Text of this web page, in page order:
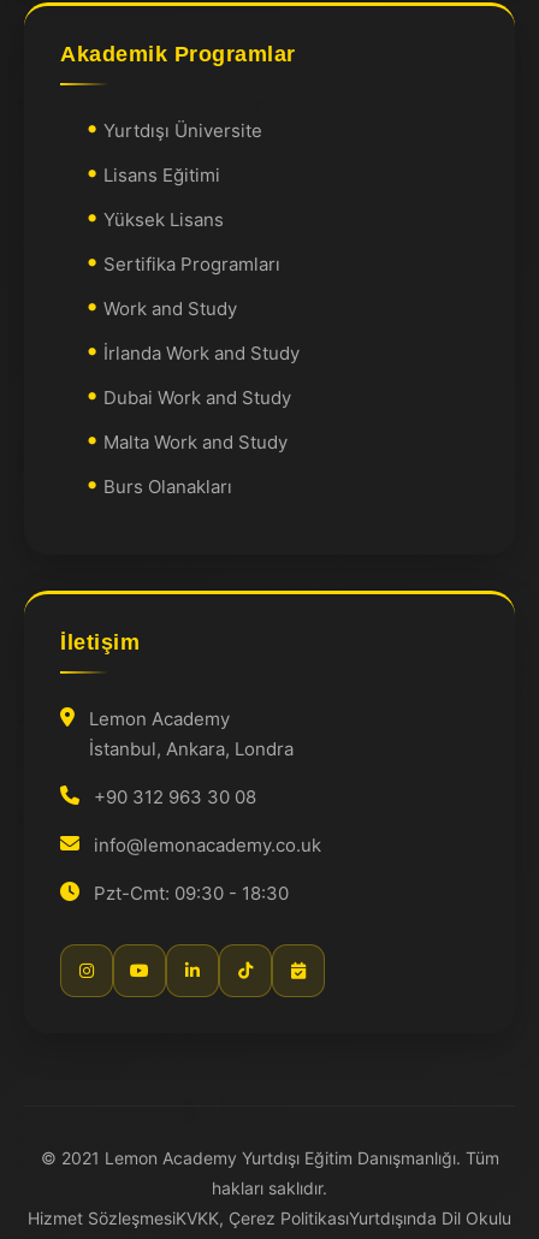
Akademik Programlar
Yurtdışı Üniversite
Lisans Eğitimi
Yüksek Lisans
Sertifika Programları
Work and Study
İrlanda Work and Study
Dubai Work and Study
Malta Work and Study
Burs Olanakları
İletişim
Lemon Academy
İstanbul, Ankara, Londra
+90 312 963 30 08
info@lemonacademy.co.uk
Pzt-Cmt: 09:30 - 18:30
© 2021 Lemon Academy Yurtdışı Eğitim Danışmanlığı. Tüm
hakları saklıdır.
Hizmet SözleşmesiKVKK, Çerez PolitikasıYurtdışında Dil Okulu